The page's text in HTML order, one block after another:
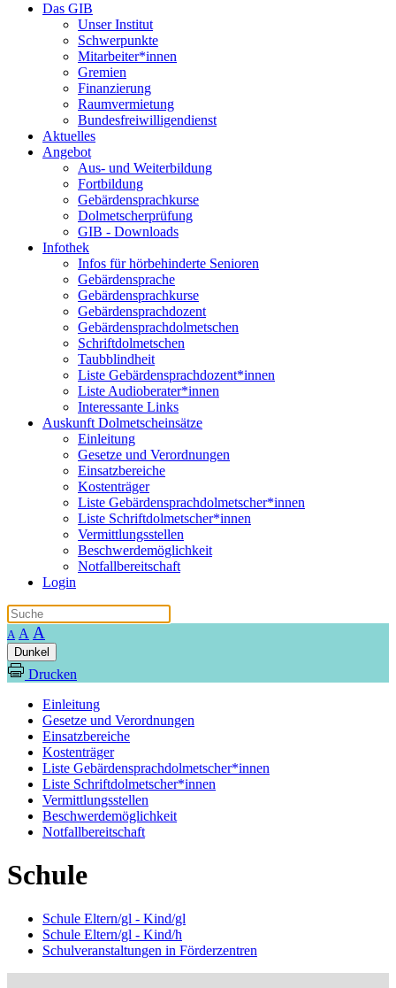
Das GIB
Unser Institut
Schwerpunkte
Mitarbeiter*innen
Gremien
Finanzierung
Raumvermietung
Bundesfreiwilligendienst
Aktuelles
Angebot
Aus- und Weiterbildung
Fortbildung
Gebärdensprachkurse
Dolmetscherprüfung
GIB - Downloads
Infothek
Infos für hörbehinderte Senioren
Gebärdensprache
Gebärdensprachkurse
Gebärdensprachdozent
Gebärdensprachdolmetschen
Schriftdolmetschen
Taubblindheit
Liste Gebärdensprachdozent*innen
Liste Audioberater*innen
Interessante Links
Auskunft Dolmetscheinsätze
Einleitung
Gesetze und Verordnungen
Einsatzbereiche
Kostenträger
Liste Gebärdensprachdolmetscher*innen
Liste Schriftdolmetscher*innen
Vermittlungsstellen
Beschwerdemöglichkeit
Notfallbereitschaft
Login
A A A
Dunkel
Drucken
Einleitung
Gesetze und Verordnungen
Einsatzbereiche
Kostenträger
Liste Gebärdensprachdolmetscher*innen
Liste Schriftdolmetscher*innen
Vermittlungsstellen
Beschwerdemöglichkeit
Notfallbereitschaft
Schule
Schule Eltern/gl - Kind/gl
Schule Eltern/gl - Kind/h
Schulveranstaltungen in Förderzentren